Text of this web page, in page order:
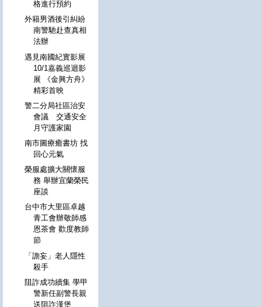
格進行預約
外籍男酒後引糾紛
南警馳赴查真相
法辦
遇見南國紀實影展
10/1嘉義巡迴影
展 《金興方舟》
精彩首映
警二分局社區治安
會議 交通安全
月守護家園
南市圖療癒書坊 找
回心元氣
榮服處擴大關懷服
務 舉辦宜蘭榮民
座談
台中市大里區卓越
青工會辦敬師感
恩茶會 歡度教師
節
「譫妄」老人隱性
殺手
阻詐成功續集 學甲
警新任副警長親
送阻詐漢堡